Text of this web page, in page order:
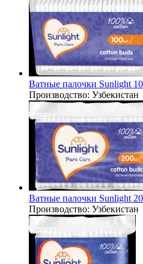
Ватные палочки Sunlight
Производство: Узбекистан
Ватные палочки Sunlight
Производство: Узбекистан